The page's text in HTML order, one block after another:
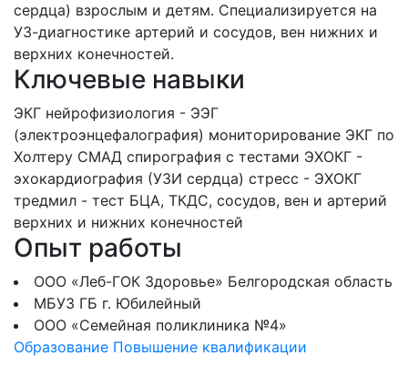
сердца) взрослым и детям. Специализируется на
УЗ-диагностике артерий и сосудов, вен нижних и
верхних конечностей.
Ключевые навыки
ЭКГ нейрофизиология - ЭЭГ
(электроэнцефалография) мониторирование ЭКГ по
Холтеру СМАД спирография с тестами ЭХОКГ -
эхокардиография (УЗИ сердца) стресс - ЭХОКГ
тредмил - тест БЦА, ТКДС, сосудов, вен и артерий
верхних и нижних конечностей
Опыт работы
ООО «Леб-ГОК Здоровье» Белгородская область
МБУЗ ГБ г. Юбилейный
ООО «Семейная поликлиника №4»
Образование Повышение квалификации